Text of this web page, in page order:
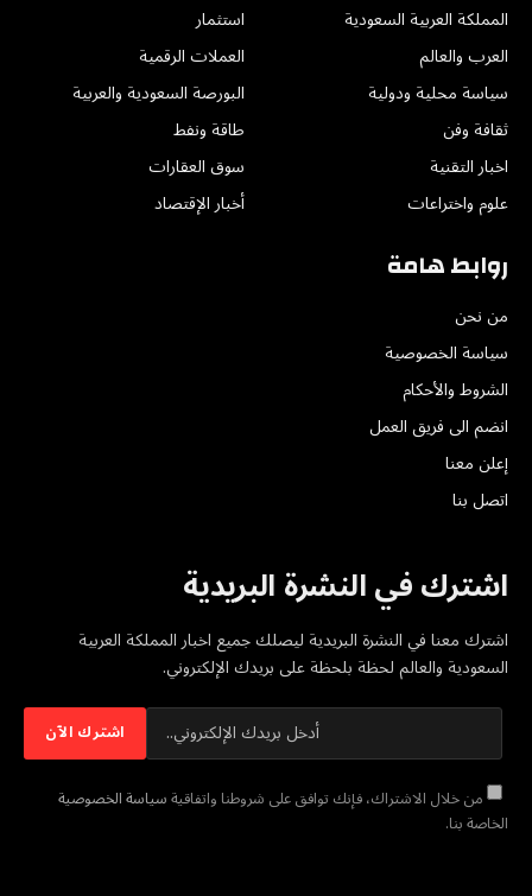
المملكة العربية السعودية
العرب والعالم
سياسة محلية ودولية
ثقافة وفن
اخبار التقنية
علوم واختراعات
استثمار
العملات الرقمية
البورصة السعودية والعربية
طاقة ونفط
سوق العقارات
أخبار الإقتصاد
روابط هامة
من نحن
سياسة الخصوصية
الشروط والأحكام
انضم الى فريق العمل
إعلن معنا
اتصل بنا
اشترك في النشرة البريدية
اشترك معنا في النشرة البريدية ليصلك جميع اخبار المملكة العربية
السعودية والعالم لحظة بلحظة على بريدك الإلكتروني.
من خلال الاشتراك، فإنك توافق على شروطنا واتفاقيةسياسة الخصوصية
الخاصة بنا.